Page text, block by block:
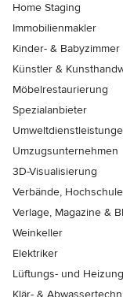
Home Staging
Immobilienmakler
Kinder- & Babyzimmer
Künstler &
Möbelrestaurierung
Spezialanbieter
Umzugsunternehmen
3D-Visualisierung
Verbände,
Verlage, Magazine &
Weinkeller
Elektriker
Lüftungs- und
Klär- &